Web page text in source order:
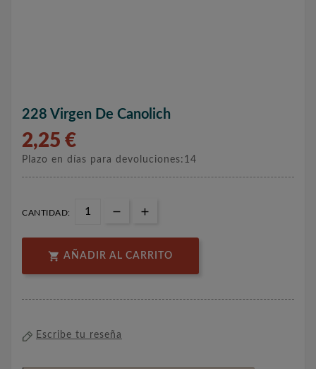
228 Virgen De Canolich
2,25 €
Plazo en días para devoluciones:14
CANTIDAD:
 AÑADIR AL CARRITO
Escribe tu reseña